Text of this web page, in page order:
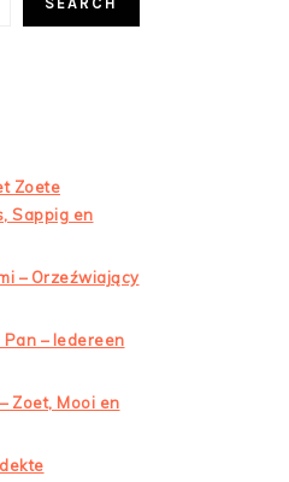
Zoete
Sappig en
– Orzeźwiający
– Iedereen
Zoet, Mooi en